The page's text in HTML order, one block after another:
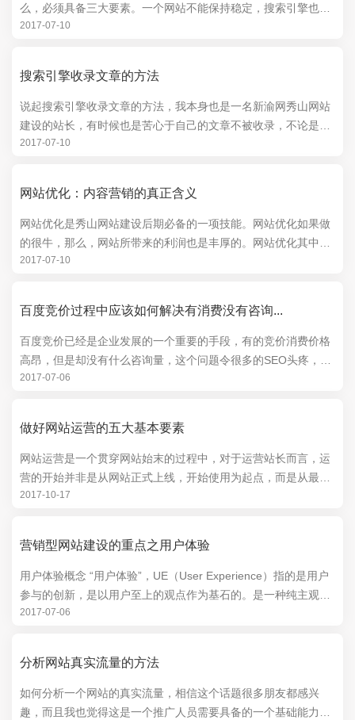
么，必须具备三大要素。一个网站不能保持稳定，搜索引擎也不
会喜欢去抓取你的文章，久而久之，你的网站首...
2017-07-10
搜索引擎收录文章的方法
说起搜索引擎收录文章的方法，我本身也是一名新渝网秀山网站
建设的站长，有时候也是苦心于自己的文章不被收录，不论是百
度搜索引擎还是其他浏搜索引擎的收录，是不是站...
2017-07-10
网站优化：内容营销的真正含义
网站优化是秀山网站建设后期必备的一项技能。网站优化如果做
的很牛，那么，网站所带来的利润也是丰厚的。网站优化其中有
一个很好的方法就是内容营销。说到这里，我也是...
2017-07-10
百度竞价过程中应该如何解决有消费没有咨询...
百度竞价已经是企业发展的一个重要的手段，有的竞价消费价格
高昂，但是却没有什么咨询量，这个问题令很多的SEO头疼，那
么，百度竞价过程中应该如何解决有消费没...
2017-07-06
做好网站运营的五大基本要素
网站运营是一个贯穿网站始末的过程中，对于运营站长而言，运
营的开始并非是从网站正式上线，开始使用为起点，而是从最初
网站策划就已经开始。网站前期的策划，定位...
2017-10-17
营销型网站建设的重点之用户体验
用户体验概念 “用户体验”，UE（User Experience）指的是用户
参与的创新，是以用户至上的观点作为基石的。是一种纯主观的
在用户使用一个产品（服务）的过程中...
2017-07-06
分析网站真实流量的方法
如何分析一个网站的真实流量，相信这个话题很多朋友都感兴
趣，而且我也觉得这是一个推广人员需要具备的一个基础能力。